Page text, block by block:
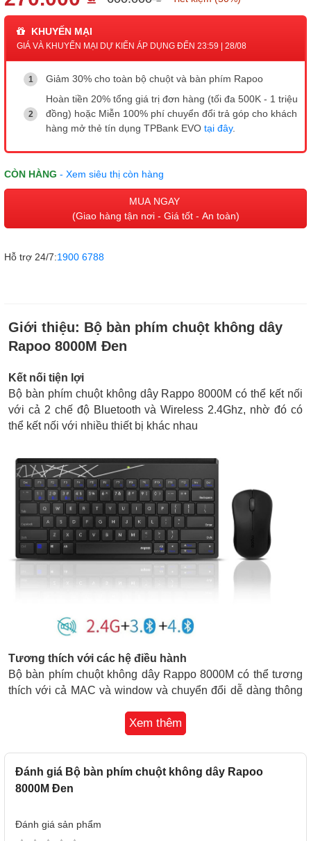
KHUYẾN MẠI
GIÁ VÀ KHUYẾN MẠI DỰ KIẾN ÁP DỤNG ĐẾN 23:59 | 28/08
Giảm 30% cho toàn bộ chuột và bàn phím Rapoo
Hoàn tiền 20% tổng giá trị đơn hàng (tối đa 500K - 1 triệu
đồng) hoặc Miễn 100% phí chuyển đổi trả góp cho khách
hàng mở thẻ tín dụng TPBank EVO tại đây.
CÒN HÀNG - Xem siêu thị còn hàng
MUA NGAY
(Giao hàng tận nơi - Giá tốt - An toàn)
Hỗ trợ 24/7:1900 6788
Giới thiệu: Bộ bàn phím chuột không dây
Rapoo 8000M Đen
Kết nối tiện lợi
Bộ bàn phím chuột không dây Rappo 8000M có thể kết nối
với cả 2 chế độ Bluetooth và Wireless 2.4Ghz, nhờ đó có
thể kết nối với nhiều thiết bị khác nhau
Tương thích với các hệ điều hành
Bộ bàn phím chuột không dây Rappo 8000M có thể tương
thích với cả MAC và window và chuyển đổi dễ dàng thông
Xem thêm
Đánh giá Bộ bàn phím chuột không dây Rapoo
8000M Đen
Đánh giá sản phẩm